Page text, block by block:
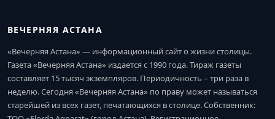
ВЕЧЕРНЯЯ АСТАНА
«Вечерняя Астана» — информационный сайт о жизни столицы.
Газета «Вечерняя Астана» издается с 1990 года. Тираж газеты
составляет 15 тысяч экземпляров. Периодичность – три раза в
неделю. Сегодня «Вечерняя Астана» по праву может называться
старейшей из всех газет, печатающихся в столице. Собственник: